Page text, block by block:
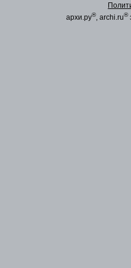
архи.ру®, archi.ru®